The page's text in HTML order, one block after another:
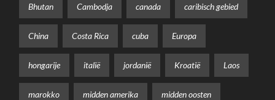
Bhutan Cambodja canada caribisch gebied
China Costa Rica cuba Europa
hongarije italië jordanië Kroatië Laos
marokko midden amerika midden oosten